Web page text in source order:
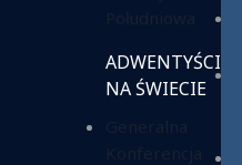
ADWENTYŚCI
NA ŚWIECIE